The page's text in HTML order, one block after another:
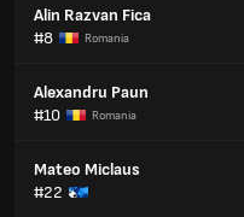
Alin Razvan Fica
#8
Romania
Alexandru Paun
#10
Romania
Mateo Miclaus
#22